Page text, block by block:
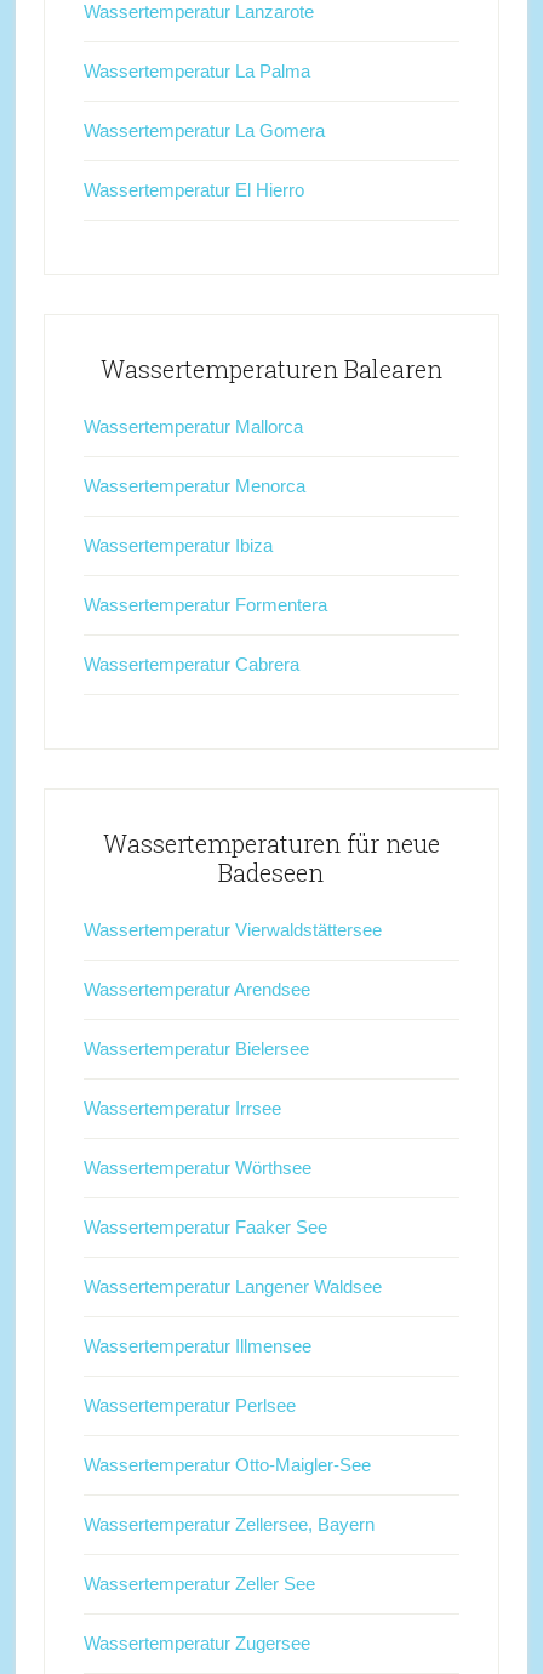
Wassertemperatur Lanzarote
Wassertemperatur La Palma
Wassertemperatur La Gomera
Wassertemperatur El Hierro
Wassertemperaturen Balearen
Wassertemperatur Mallorca
Wassertemperatur Menorca
Wassertemperatur Ibiza
Wassertemperatur Formentera
Wassertemperatur Cabrera
Wassertemperaturen für neue
Badeseen
Wassertemperatur Vierwaldstättersee
Wassertemperatur Arendsee
Wassertemperatur Bielersee
Wassertemperatur Irrsee
Wassertemperatur Wörthsee
Wassertemperatur Faaker See
Wassertemperatur Langener Waldsee
Wassertemperatur Illmensee
Wassertemperatur Perlsee
Wassertemperatur Otto-Maigler-See
Wassertemperatur Zellersee, Bayern
Wassertemperatur Zeller See
Wassertemperatur Zugersee